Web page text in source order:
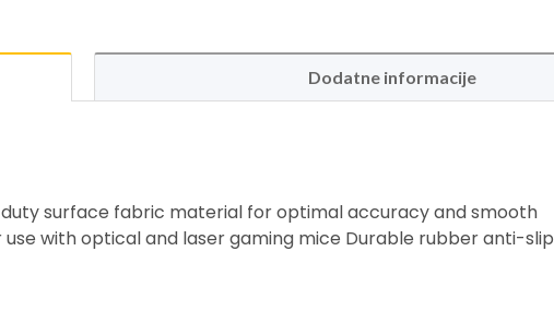
Dodatne informacije
surface fabric material for optimal accuracy and smooth
with optical and laser gaming mice Durable rubber anti-slip